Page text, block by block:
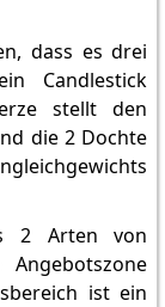
dass es drei
Candlestick
stellt den
die 2 Dochte
2 Arten von
ist ein